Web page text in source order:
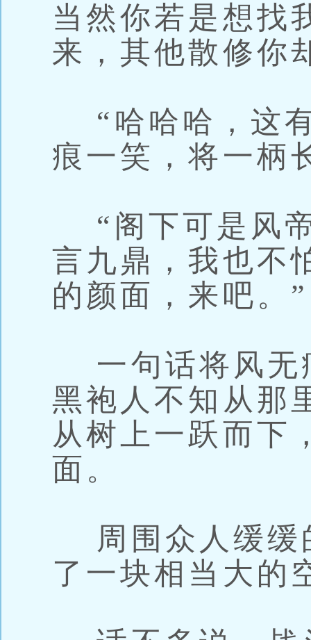
当然你若是想找
来，其他散修你
“哈哈哈，这
痕一笑，将一柄
“阁下可是风
言九鼎，我也不
的颜面，来吧。”
一句话将风无
黑袍人不知从那
从树上一跃而下
面。
周围众人缓缓
了一块相当大的